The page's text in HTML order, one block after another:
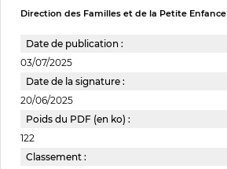
Direction des Familles et de la Petite Enfance
Date de publication :
03/07/2025
Date de la signature :
20/06/2025
Poids du PDF (en ko) :
122
Classement :